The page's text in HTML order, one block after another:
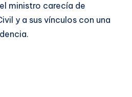
ministro carecía de
y a sus vínculos con una